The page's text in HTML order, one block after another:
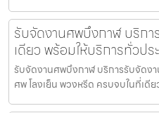
รับจัดงานศพบึงกาฬ บริก
เดียว พร้อมให้บริการทั่วปร
รับจัดงานศพบึงกาฬ บริการรับจัดง
ศพ โลงเย็น พวงหรีด ครบจบในที่เดี